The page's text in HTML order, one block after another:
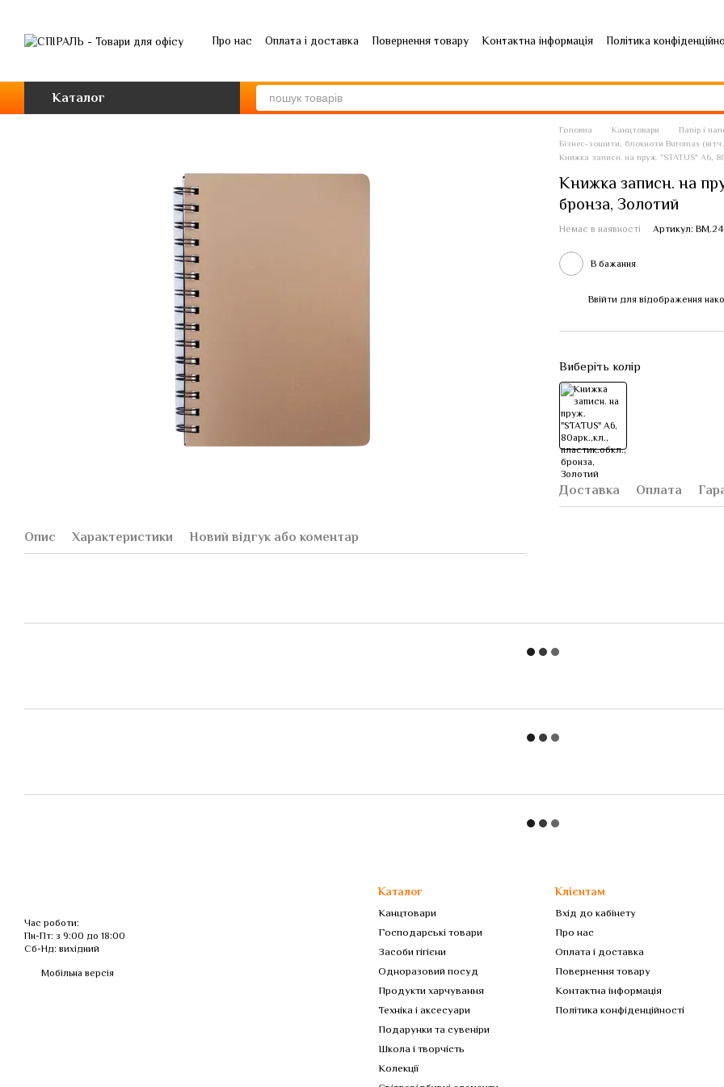
Про нас Оплата і доставка Повернення товару Контактна інформація Політика
Каталог
Опис Характеристики Новий відгук або коментар
Головна Канцтовари Папір і
Бізнес-зошити, блокноти Buromax (вітч.
Книжка записн. на пруж. "STATUS" А6,
Книжка записн. на
бронза, Золотий
Немає в наявності Артикул:
В бажання
Ввійти для відображення
Виберіть колір
Доставка Оплата
Час роботи:
Пн-Пт: з 9:00 до 18:00
Сб-Нд: вихідний
Мобільна версія
Каталог
Канцтовари
Господарські товари
Засоби гігієни
Одноразовий посуд
Продукти харчування
Техніка і аксесуари
Подарунки та сувеніри
Школа і творчість
Колекції
Клієнтам
Вхід до кабінету
Про нас
Оплата і доставка
Повернення товару
Контактна інформація
Політика конфіденційності